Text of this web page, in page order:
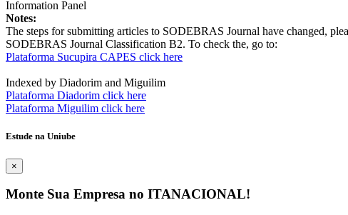
Information Panel
Notes:
The steps for submitting articles to SODEBRAS Journal have changed,
SODEBRAS Journal Classification B2. To check the, go to:
Plataforma Sucupira CAPES click here
Indexed by Diadorim and Miguilim
Plataforma Diadorim click here
Plataforma Miguilim click here
Estude na Uniube
×
Monte Sua Empresa no ITANACIONAL!